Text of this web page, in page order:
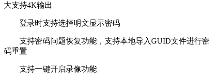
大支持4K输出
登录时支持选择明文显示密码
支持密码问题恢复功能，支持本地导入GUID文件进行密
码重置
支持一键开启录像功能